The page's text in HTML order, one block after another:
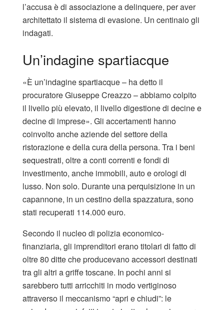
l’accusa è di associazione a delinquere, per aver
architettato il sistema di evasione. Un centinaio gli
indagati.
Un’indagine spartiacque
«È un’indagine spartiacque – ha detto il
procuratore Giuseppe Creazzo – abbiamo colpito
il livello più elevato, il livello digestione di decine e
decine di imprese». Gli accertamenti hanno
coinvolto anche aziende del settore della
ristorazione e della cura della persona. Tra i beni
sequestrati, oltre a conti correnti e fondi di
investimento, anche immobili, auto e orologi di
lusso. Non solo. Durante una perquisizione in un
capannone, in un cestino della spazzatura, sono
stati recuperati 114.000 euro.
Secondo il nucleo di polizia economico-
finanziaria, gli imprenditori erano titolari di fatto di
oltre 80 ditte che producevano accessori destinati
tra gli altri a griffe toscane. In pochi anni si
sarebbero tutti arricchiti in modo vertiginoso
attraverso il meccanismo “apri e chiudi”: le